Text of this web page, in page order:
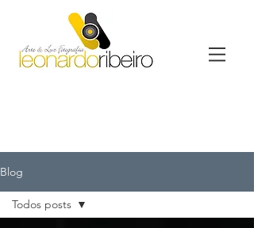
Blog
Todos posts